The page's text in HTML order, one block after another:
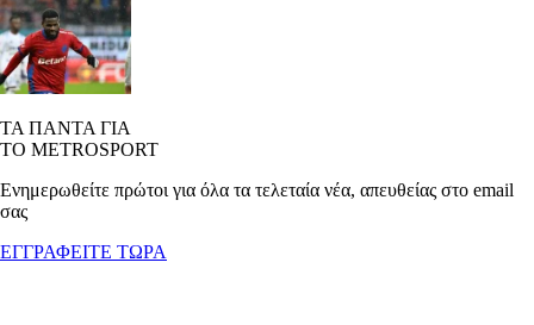
ΤΑ ΠΑΝΤΑ ΓΙΑ
ΤΟ METROSPORT
Ενημερωθείτε πρώτοι για όλα τα τελεταία νέα, απευθείας στο email
σας
ΕΓΓΡΑΦΕΙΤΕ ΤΩΡΑ